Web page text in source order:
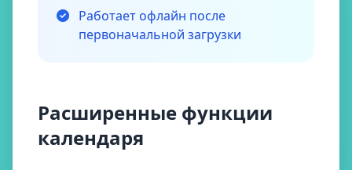
Работает офлайн после
первоначальной загрузки
Расширенные функции
календаря